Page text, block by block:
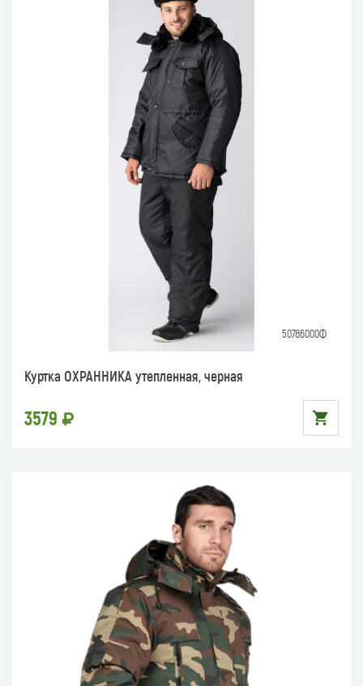
50786000Ф
Куртка ОХРАННИКА утепленная, черная
3579